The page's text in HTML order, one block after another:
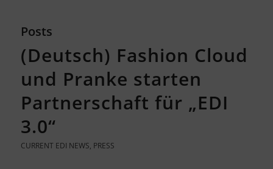
Posts
(Deutsch) Fashion Cloud
und Pranke starten
Partnerschaft für „EDI
3.0“
CURRENT EDI NEWS, PRESS